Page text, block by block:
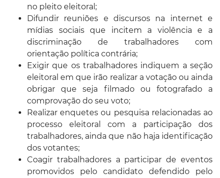
no pleito eleitoral;
Difundir reuniões e discursos na internet e
mídias sociais que incitem a violência e a
discriminação de trabalhadores com
orientação política contrária;
Exigir que os trabalhadores indiquem a seção
eleitoral em que irão realizar a votação ou ainda
obrigar que seja filmado ou fotografado a
comprovação do seu voto;
Realizar enquetes ou pesquisa relacionadas ao
processo eleitoral com a participação dos
trabalhadores, ainda que não haja identificação
dos votantes;
Coagir trabalhadores a participar de eventos
promovidos pelo candidato defendido pelo